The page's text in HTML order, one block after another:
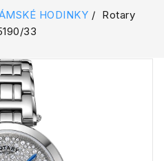
HODINKY
Rotary
33